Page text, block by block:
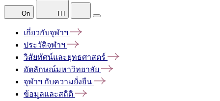
On TH
เกี่ยวกับจุฬาฯ
ประวัติจุฬาฯ
วิสัยทัศน์และยุทธศาสตร์
อัตลักษณ์มหาวิทยาลัย
จุฬาฯ กับความยั่งยืน
ข้อมูลและสถิติ